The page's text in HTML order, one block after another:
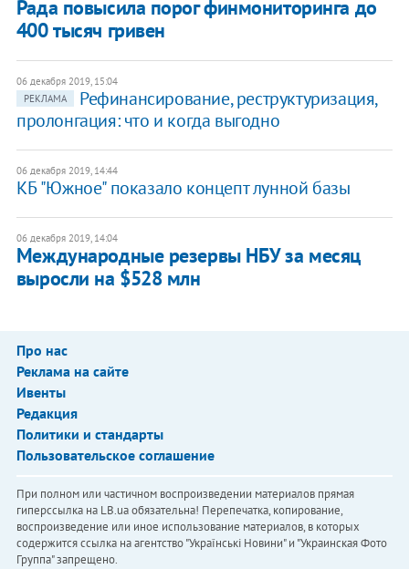
Рада повысила порог финмониторинга до
400 тысяч гривен
06 декабря 2019, 15:04
РЕКЛАМА
Рефинансирование, реструктуризация,
пролонгация: что и когда выгодно
06 декабря 2019, 14:44
КБ "Южное" показало концепт лунной базы
06 декабря 2019, 14:04
Международные резервы НБУ за месяц
выросли на $528 млн
Про нас
Реклама на сайте
Ивенты
Редакция
Политики и стандарты
Пользовательское соглашение
При полном или частичном воспроизведении материалов прямая
гиперссылка на LB.ua обязательна! Перепечатка, копирование,
воспроизведение или иное использование материалов, в которых
содержится ссылка на агентство "Українськi Новини" и "Украинская Фото
Группа" запрещено.